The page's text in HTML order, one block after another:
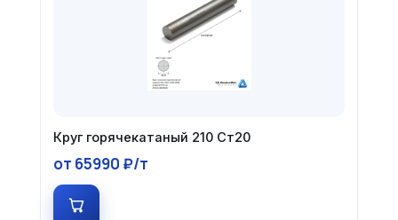
Круг горячекатаный 210 Ст20
от 65990 ₽/т